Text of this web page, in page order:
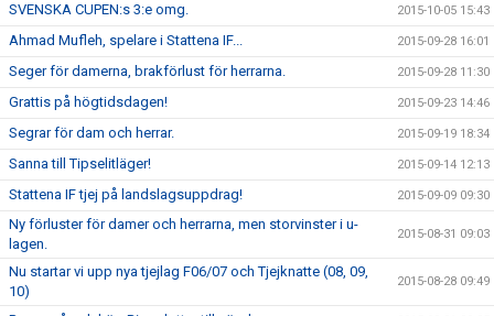
SVENSKA CUPEN:s 3:e omg. 2015-10-05 15:43
Ahmad Mufleh, spelare i Stattena IF... 2015-09-28 16:01
Seger för damerna, brakförlust för herrarna. 2015-09-28 11:30
Grattis på högtidsdagen! 2015-09-23 14:46
Segrar för dam och herrar. 2015-09-19 18:34
Sanna till Tipselitläger! 2015-09-14 12:13
Stattena IF tjej på landslagsuppdrag! 2015-09-09 09:30
Ny förluster för damer och herrarna, men storvinster i u-
lagen.
2015-08-31 09:03
Nu startar vi upp nya tjejlag F06/07 och Tjejknatte (08, 09,
10)
2015-08-28 09:49